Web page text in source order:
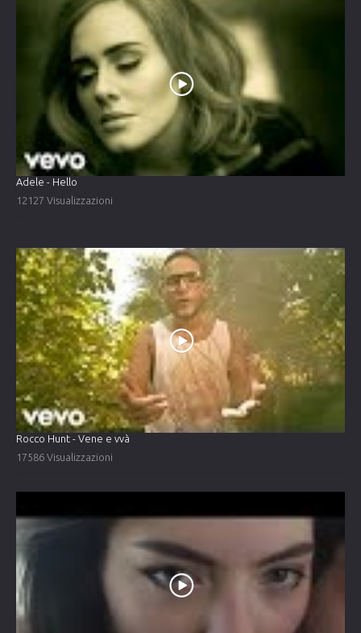
Adele - Hello
12127 Visualizzazioni
Rocco Hunt - Vene e vvà
17586 Visualizzazioni